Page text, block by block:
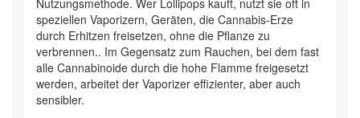
speziellen Vaporizern, Geräten, die Cannabis-Erze
durch Erhitzen freisetzen, ohne die Pflanze zu
verbrennen.. Im Gegensatz zum Rauchen, bei dem fast
alle Cannabinoide durch die hohe Flamme freigesetzt
werden, arbeitet der Vaporizer effizienter, aber auch
sensibler.